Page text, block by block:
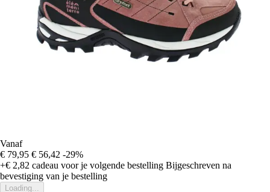
Vanaf
€ 79,95 € 56,42 -29%
+€ 2,82 cadeau voor je volgende bestelling Bijgeschreven na
bevestiging van je bestelling
Loading...